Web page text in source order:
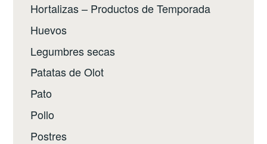
Hortalizas – Productos de Temporada
Huevos
Legumbres secas
Patatas de Olot
Pato
Pollo
Postres